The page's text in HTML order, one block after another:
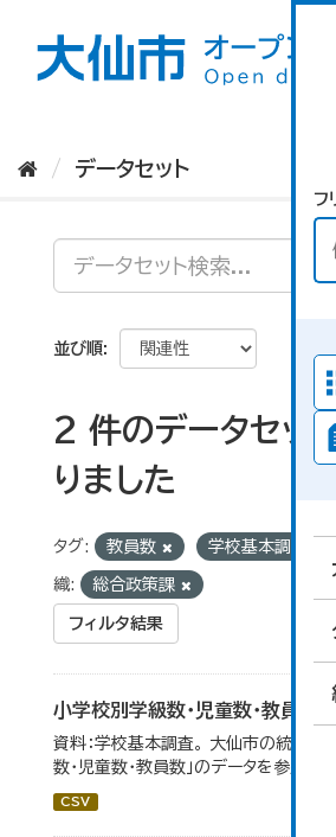
フ
データセット
並び順
2 件のデータセッ
りました
タグ: 教員数 学校基本調査
織: 総合政策課
フィルタ結果
小学校別学級数・児童数・教員数
資料：学校基本調査。 大仙市の統計「
数・児童数・教員数」のデータを参照して
CSV